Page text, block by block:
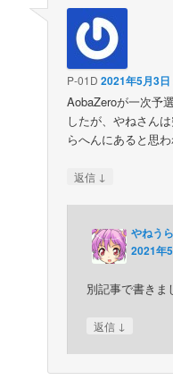
P-01D 2021年5月3
AobaZeroが一次予
したが、やねさん
らへんにあると思
返信 ↓
やねう
2021年
別記事で書きま
返信 ↓